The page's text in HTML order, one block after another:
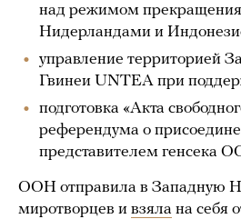
над режимом
Нидерландами и
управление территорией
Гвинеи UNTEA при
подготовка «Акта
референдума о
представителем генсека
ООН отправила в Западную
миротворцев и взяла на себя